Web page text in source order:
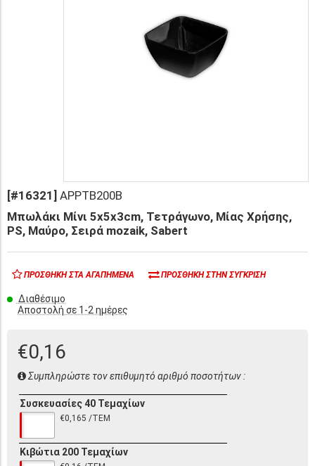
[#16321] APPTB200B
Μπωλάκι Μίνι 5x5x3cm, Τετράγωνο, Μίας Χρήσης,
PS, Μαύρο, Σειρά mozaik, Sabert
ΠΡΟΣΘΉΚΗ ΣΤΑ ΑΓΑΠΗΜΈΝΑ ΠΡΟΣΘΉΚΗ ΣΤΗΝ ΣΎΓΚΡΙΣΗ
Διαθέσιμο
Αποστολή σε 1-2 ημέρες
€0,16
Συμπληρώστε τον επιθυμητό αριθμό ποσοτήτων :
Συσκευασίες 40 Τεμαχίων
€0,165 /ΤΕΜ
Κιβώτια 200 Τεμαχίων